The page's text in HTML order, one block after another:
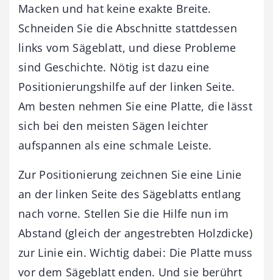
Macken und hat keine exakte Breite.
Schneiden Sie die Abschnitte stattdessen
links vom Sägeblatt, und diese Probleme
sind Geschichte. Nötig ist dazu eine
Positionierungshilfe auf der linken Seite.
Am besten nehmen Sie eine Platte, die lässt
sich bei den meisten Sägen leichter
aufspannen als eine schmale Leiste.
Zur Positionierung zeichnen Sie eine Linie
an der linken Seite des Sägeblatts entlang
nach vorne. Stellen Sie die Hilfe nun im
Abstand (gleich der angestrebten Holzdicke)
zur Linie ein. Wichtig dabei: Die Platte muss
vor dem Sägeblatt enden. Und sie berührt